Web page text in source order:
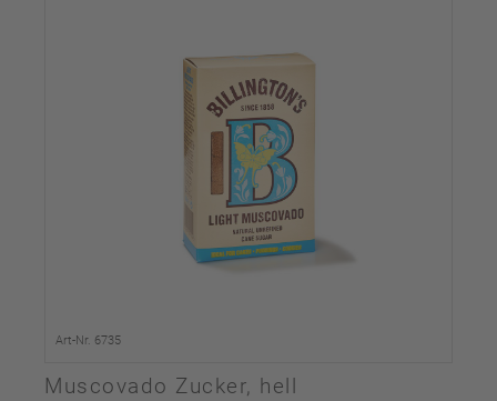
Art-Nr. 6735
Muscovado Zucker, hell